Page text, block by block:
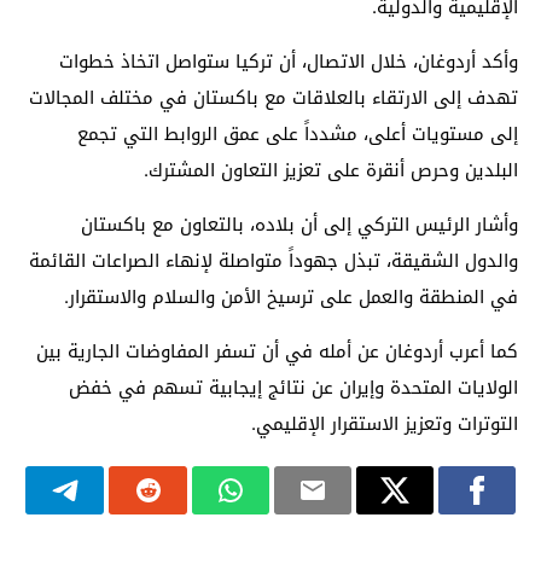
الإقليمية والدولية.
وأكد أردوغان، خلال الاتصال، أن تركيا ستواصل اتخاذ خطوات
تهدف إلى الارتقاء بالعلاقات مع باكستان في مختلف المجالات
إلى مستويات أعلى، مشدداً على عمق الروابط التي تجمع
البلدين وحرص أنقرة على تعزيز التعاون المشترك.
وأشار الرئيس التركي إلى أن بلاده، بالتعاون مع باكستان
والدول الشقيقة، تبذل جهوداً متواصلة لإنهاء الصراعات القائمة
في المنطقة والعمل على ترسيخ الأمن والسلام والاستقرار.
كما أعرب أردوغان عن أمله في أن تسفر المفاوضات الجارية بين
الولايات المتحدة وإيران عن نتائج إيجابية تسهم في خفض
التوترات وتعزيز الاستقرار الإقليمي.